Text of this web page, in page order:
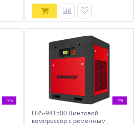
-7% -7%
HRS-941500 Винтовой
компрессор с ременным